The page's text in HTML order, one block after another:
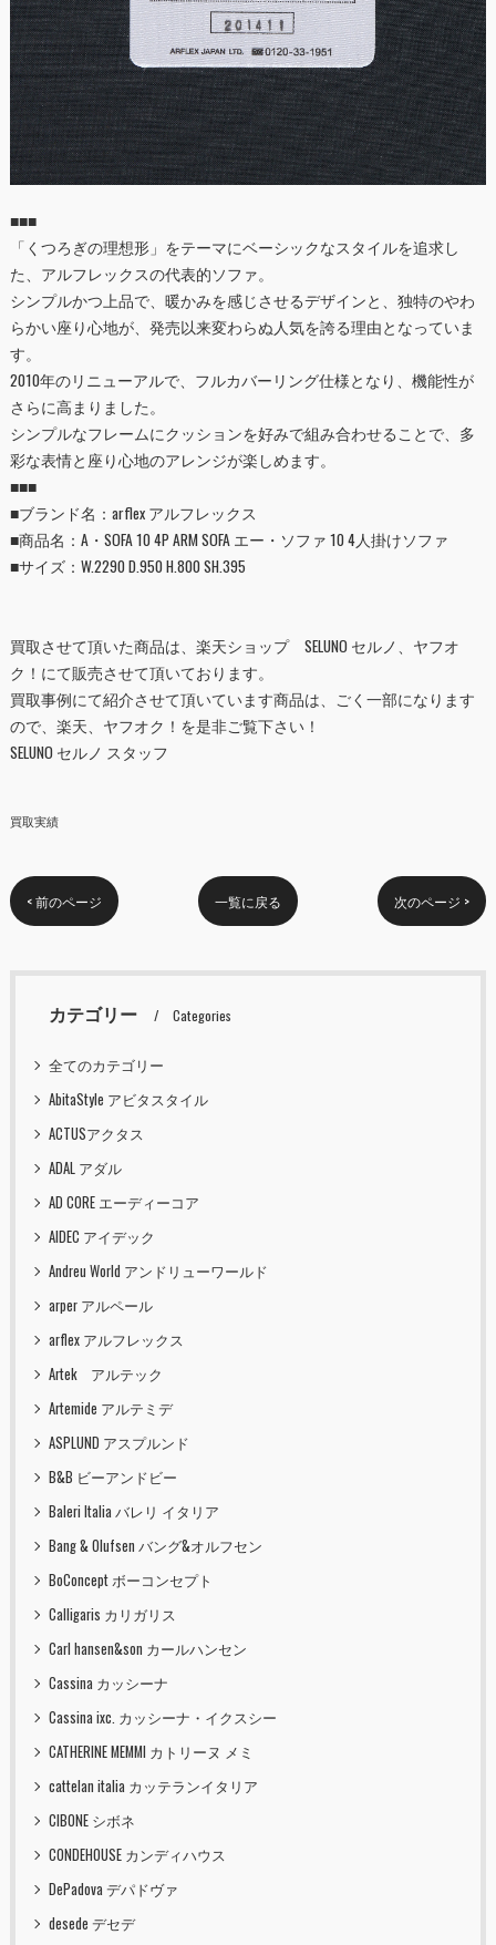
■■■
「くつろぎの理想形」をテーマにベーシックなスタイルを追求し
た、アルフレックスの代表的ソファ。
シンプルかつ上品で、暖かみを感じさせるデザインと、独特のやわ
らかい座り心地が、発売以来変わらぬ人気を誇る理由となっていま
す。
2010年のリニューアルで、フルカバーリング仕様となり、機能性が
さらに高まりました。
シンプルなフレームにクッションを好みで組み合わせることで、多
彩な表情と座り心地のアレンジが楽しめます。
■■■
■ブランド名：arflex アルフレックス
■商品名：A・SOFA 10 4P ARM SOFA エー・ソファ 10 4人掛けソファ
■サイズ：W.2290 D.950 H.800 SH.395
買取させて頂いた商品は、 楽天ショップ SELUNO セルノ
ヤフオ
ク！ にて販売させて頂いております。
買取事例にて紹介させて頂いています商品は、ごく一部になります
ので、楽天、ヤフオク！を是非ご覧下さい！
SELUNO セルノ スタッフ
買取実績
< 前のページ 一覧に戻る 次のページ >
カテゴリー Categories
全てのカテゴリー
AbitaStyle アビタスタイル
ACTUSアクタス
ADAL アダル
AD CORE エーディーコア
AIDEC アイデック
Andreu World アンドリューワールド
arper アルペール
arflex アルフレックス
Artek アルテック
Artemide アルテミデ
ASPLUND アスプルンド
B&B ビーアンドビー
Baleri Italia バレリ イタリア
Bang & Olufsen バング&オルフセン
BoConcept ボーコンセプト
Calligaris カリガリス
Carl hansen&son カールハンセン
Cassina カッシーナ
Cassina ixc. カッシーナ・イクスシー
CATHERINE MEMMI カトリーヌ メミ
cattelan italia カッテランイタリア
CIBONE シボネ
CONDEHOUSE カンディハウス
DePadova デパドヴァ
desede デセデ